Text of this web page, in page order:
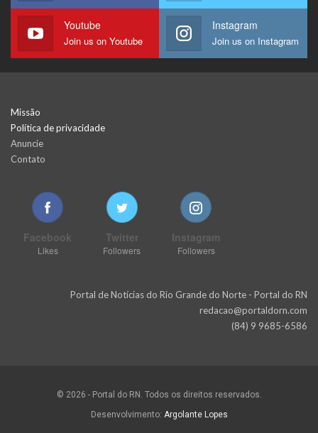
Youtube
Join us on Youtube
Instagram
Join us on Instagram
Missão
Política de privacidade
Anuncie
Contato
Facebook
Likes
Twitter
Followers
Instagram
Followers
Portal de Notícias do Rio Grande do Norte - Portal do RN
redacao@portaldorn.com
(84) 9 9685-6586
© 2026 - Portal do RN. Todos os direitos reservados.
Desenvolvimento: Argolante Lopes